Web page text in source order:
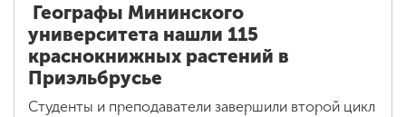
Географы Мининского
университета нашли 115
краснокнижных растений в
Приэльбрусье
Студенты и преподаватели завершили второй цикл